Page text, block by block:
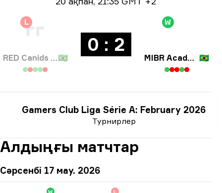
L
RED Canids Academy 🇧🇷
0 : 2
W
MIBR Academy 🇧🇷
Турнирлер
Gamers Club Liga Série A: February 2026
Алдыңғы матчтар
Сәрсенбі 17 мау. 2026
W L